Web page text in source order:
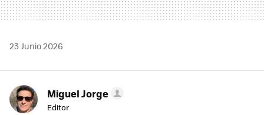
23 Junio 2026
Miguel Jorge
Editor